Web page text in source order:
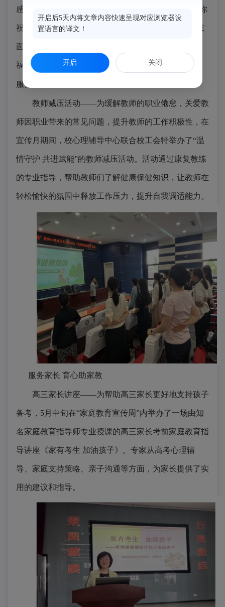
感；特别值得一提的是，“爱自己的100种方式”和“送你
祝福”两个环节，引导同学们面对自我，用积极的心态
面对即将到来的各类考试，同时也传递了正能量和祝
福。
服务教师
教师减压活动——为缓解教师的职业倦怠，关爱教
师因职业带来的常见问题 ，提升教师的工作积极性，在
宣传月期间，校心理辅导中心联合校工会特举办了“温
情守护 共进赋能”的教师减压活动。活动通过康复教练
的专业指导，帮助教师们了解健康保健知识，让教师在
轻松愉快的氛围中释放工作压力，提升自我调适能力。
服务家长 育心助家教
高三家长讲座——为帮助高三家长更好地支持孩子
备考，5月中旬在“家庭教育宣传周 ”内举办了一场由知
名家庭教育指导师专业授课的高三家长考前家庭教育指
导讲座《家有考生 加油孩子》。专家从高考心理辅
导、家庭支持策略、亲子沟通等方面，为家长提供了实
用的建议和指导。
开启后5天内将文章内容快速呈现对应浏览器设
置语言的译文！
开启 关闭